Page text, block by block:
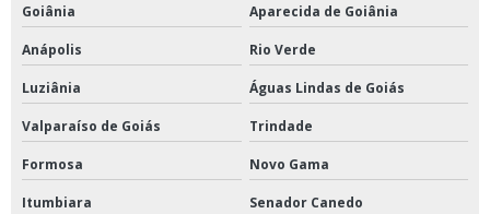
Goiânia
Aparecida de Goiânia
Anápolis Rio Verde
Luziânia Águas Lindas de Goiás
Valparaíso de Goiás Trindade
Formosa Novo Gama
Itumbiara Senador Canedo